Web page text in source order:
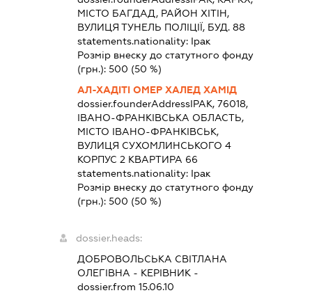
МІСТО БАГДАД, РАЙОН ХІТІН,
ВУЛИЦЯ ТУНЕЛЬ ПОЛІЦІЇ, БУД. 88
statements.nationality: Ірак
Розмір внеску до статутного фонду
(грн.): 500 (50 %)
АЛ-ХАДІТІ ОМЕР ХАЛЕД ХАМІД
dossier.founderAddressІРАК, 76018,
ІВАНО-ФРАНКІВСЬКА ОБЛАСТЬ,
МІСТО ІВАНО-ФРАНКІВСЬК,
ВУЛИЦЯ СУХОМЛИНСЬКОГО 4
КОРПУС 2 КВАРТИРА 66
statements.nationality: Ірак
Розмір внеску до статутного фонду
(грн.): 500 (50 %)
dossier.heads:
ДОБРОВОЛЬСЬКА СВІТЛАНА
ОЛЕГІВНА - КЕРІВНИК -
dossier.from 15.06.10